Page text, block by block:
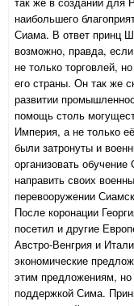
наибольшего
Сиама. В ответ принц
возможно, правда,
не только торговлей,
его страны. Он так же
развитии
помощь столь
Империя, а не только
были затронуты и
организовать
направить своих
перевооружении
После коронации
посетил и другие
Австро-Венгрия и
экономические
этим предложениям, но
поддержкой Сима.